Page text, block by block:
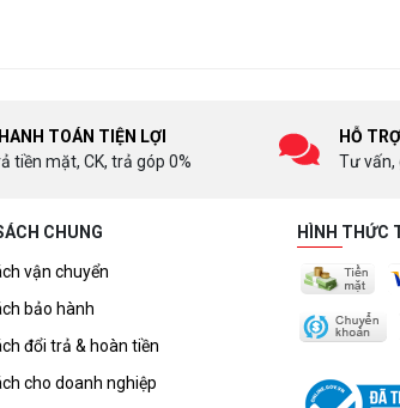
TOÁN TIỆN LỢI
tiền mặt, CK, trả góp 0%
HỖ
Tư vấn,
CHUNG
vận chuyển
bảo hành
đổi trả & hoàn tiền
cho doanh nghiệp
HÌNH THỨC